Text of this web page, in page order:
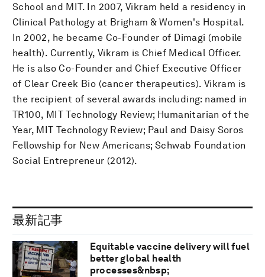
School and MIT. In 2007, Vikram held a residency in
Clinical Pathology at Brigham & Women's Hospital.
In 2002, he became Co-Founder of Dimagi (mobile
health). Currently, Vikram is Chief Medical Officer.
He is also Co-Founder and Chief Executive Officer
of Clear Creek Bio (cancer therapeutics). Vikram is
the recipient of several awards including: named in
TR100, MIT Technology Review; Humanitarian of the
Year, MIT Technology Review; Paul and Daisy Soros
Fellowship for New Americans; Schwab Foundation
Social Entrepreneur (2012).
最新記事
Equitable vaccine delivery will fuel
better global health
processes&nbsp;